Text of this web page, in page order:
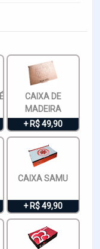
CAIXA DE
MADEIRA
+ R$ 49,90
CAIXA SAMU
+ R$ 49,90